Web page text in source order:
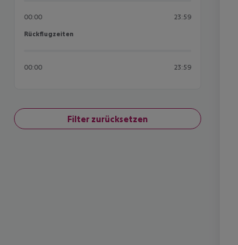
00:00 23:59
Rückflugzeiten
Rückflugzeiten
00:00 23:59
Filter zurücksetzen